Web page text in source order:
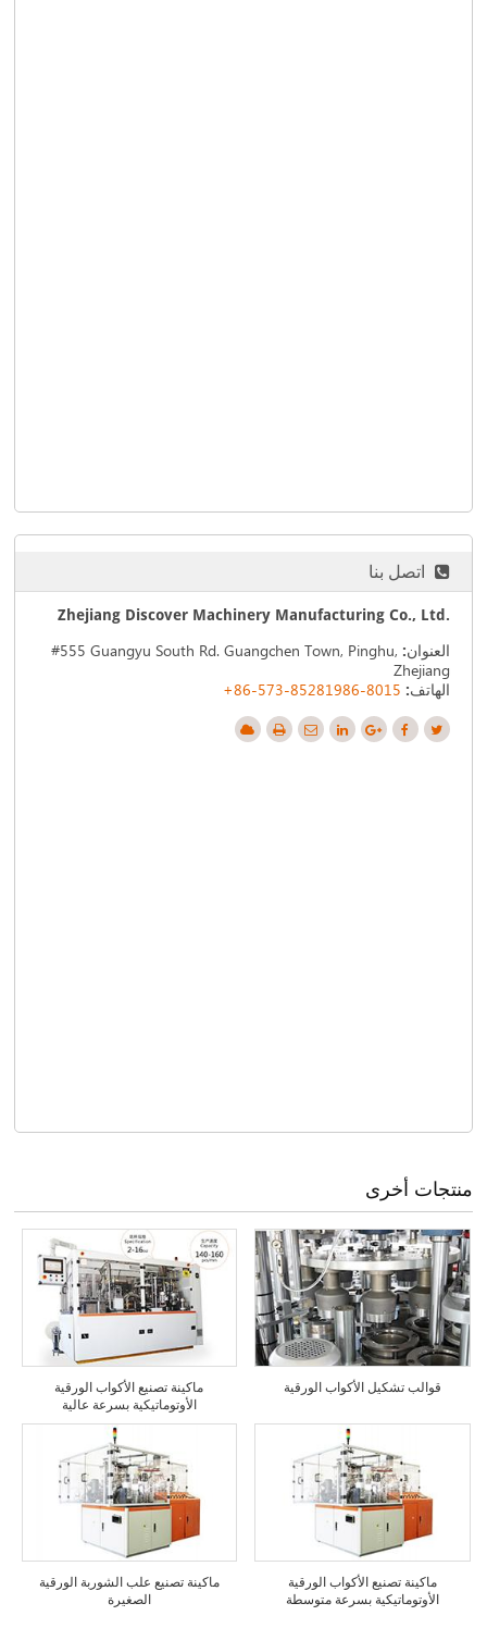
اتصل بنا
Zhejiang Discover Machinery Manufacturing Co., Ltd.
العنوان: #555 Guangyu South Rd. Guangchen Town, Pinghu,
Zhejiang
الهاتف: +86-573-85281986-8015
منتجات أخرى
قوالب تشكيل الأكواب الورقية
ماكينة تصنيع الأكواب الورقية
الأوتوماتيكية بسرعة عالية
ماكينة تصنيع الأكواب الورقية
الأوتوماتيكية بسرعة متوسطة
ماكينة تصنيع علب الشوربة الورقية
الصغيرة